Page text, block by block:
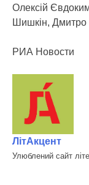
Олексій
Шишкін, Дмитро
РИА Новости
ЛітАкцент
Улюблений сайт